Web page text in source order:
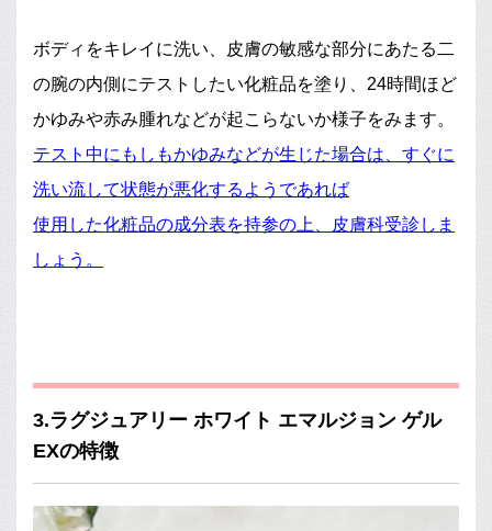
ボディをキレイに洗い、皮膚の敏感な部分にあたる二
の腕の内側にテストしたい化粧品を塗り、24時間ほど
かゆみや赤み腫れなどが起こらないか様子をみます。
テスト中にもしもかゆみなどが生じた場合は、すぐに
洗い流して状態が悪化するようであれば
使用した化粧品の成分表を持参の上、皮膚科受診しま
しょう。
3.ラグジュアリー ホワイト エマルジョン ゲル
EXの特徴